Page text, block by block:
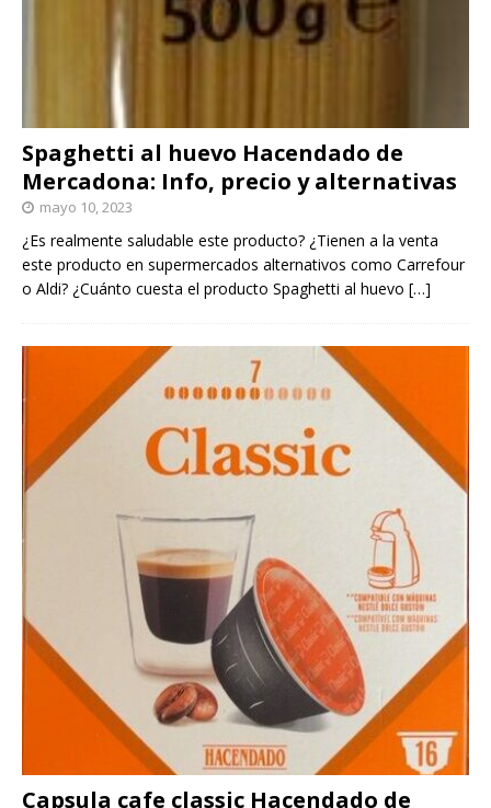
Spaghetti al huevo Hacendado de
Mercadona: Info, precio y alternativas
mayo 10, 2023
¿Es realmente saludable este producto? ¿Tienen a la venta
este producto en supermercados alternativos como Carrefour
o Aldi? ¿Cuánto cuesta el producto Spaghetti al huevo […]
Capsula cafe classic Hacendado de